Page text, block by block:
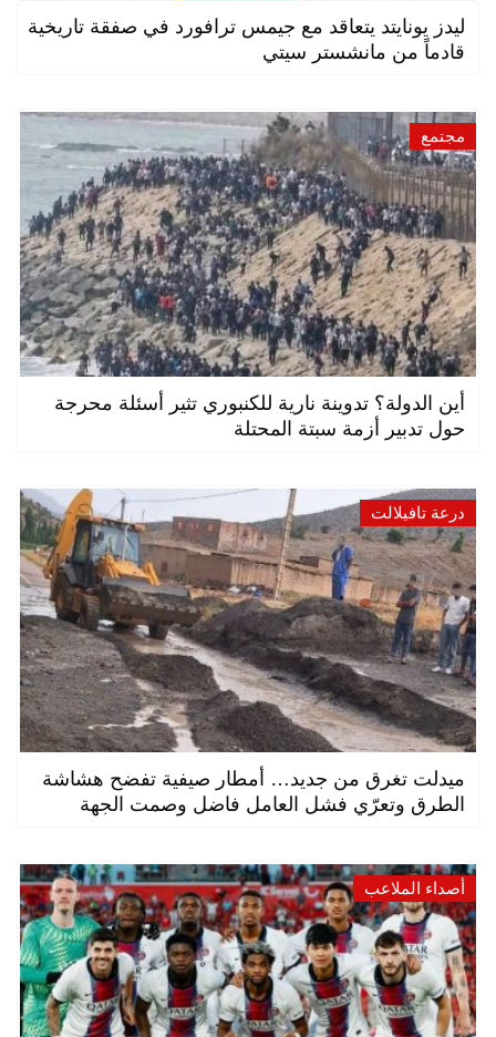
ليدز يونايتد يتعاقد مع جيمس ترافورد في صفقة تاريخية
قادماً من مانشستر سيتي
مجتمع
أين الدولة؟ تدوينة نارية للكنبوري تثير أسئلة محرجة
حول تدبير أزمة سبتة المحتلة
درعة تافيلالت
ميدلت تغرق من جديد… أمطار صيفية تفضح هشاشة
الطرق وتعرّي فشل العامل فاضل وصمت الجهة
أصداء الملاعب